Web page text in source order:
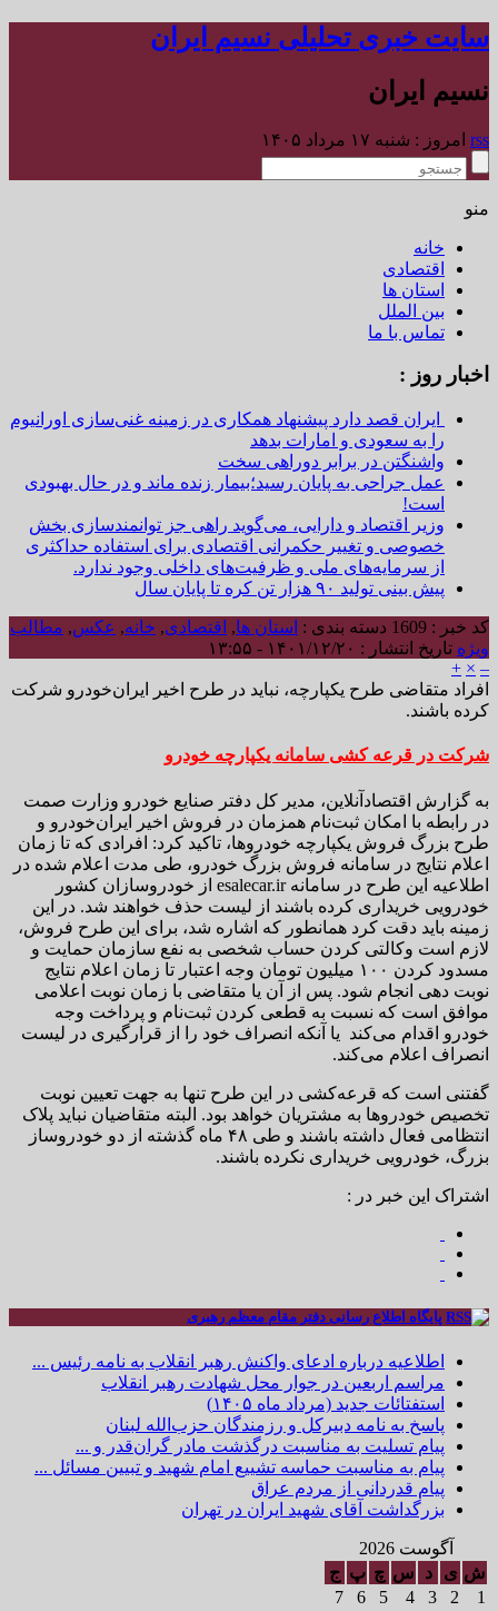
سایت خبری تحلیلی نسیم ایران
نسیم ایران
rss امروز : شنبه ۱۷ مرداد ۱۴۰۵
منو
خانه
اقتصادی
استان ها
بین الملل
تماس با ما
اخبار روز :
ایران قصد دارد پیشنهاد همکاری در زمینه غنی‌سازی اورانیوم
را به سعودی و امارات بدهد
واشنگتن در برابر دوراهی سخت
عمل جراحی به پایان رسید؛بیمار زنده ماند و در حال بهبودی
است!
وزیر اقتصاد و دارایی، می‌گوید راهی جز توانمندسازی بخش
خصوصی و تغییر حکمرانی اقتصادی برای استفاده حداکثری
از سرمایه‌های ملی و ظرفیت‌های داخلی وجود ندارد.
پیش بینی تولید ۹۰ هزار تن کره تا پایان سال
کد خبر : 1609 دسته بندی : استان ها, اقتصادی, خانه, عکس, مطالب
ویژه تاریخ انتشار : ۱۴۰۱/۱۲/۲۰ - ۱۳:۵۵
–
×
+
افراد متقاضی طرح یکپارچه، نباید در طرح اخیر ایران‌خودرو شرکت
کرده باشند.
شرکت در قرعه کشی سامانه یکپارچه خودرو
به گزارش اقتصادآنلاین، مدیر کل دفتر صنایع خودرو وزارت صمت
در رابطه با امکان ثبت‌نام همزمان در فروش اخیر ایران‌خودرو و
طرح بزرگ فروش یکپارچه خودروها، تاکید کرد: افرادی که تا زمان
اعلام نتایج در سامانه فروش بزرگ خودرو، طی مدت اعلام شده در
اطلاعیه این طرح در سامانه esalecar.ir از خودروسازان کشور
خودرویی خریداری کرده باشند از لیست حذف خواهند شد. در این
زمینه باید دقت کرد همانطور که اشاره شد، برای این طرح فروش،
لازم است وکالتی کردن حساب شخصی به نفع سازمان حمایت و
مسدود کردن ۱۰۰ میلیون تومان وجه اعتبار تا زمان اعلام نتایج
نوبت دهی انجام شود. پس از آن یا متقاضی با زمان نوبت اعلامی
موافق است که نسبت به قطعی کردن ثبت‌نام و پرداخت وجه
خودرو اقدام می‌کند یا آنکه انصراف خود را از قرارگیری در لیست
انصراف اعلام می‌کند.
گفتنی است که قرعه‌کشی در این طرح تنها به جهت تعیین نوبت
تخصیص خودروها به مشتریان خواهد بود. البته متقاضیان نباید پلاک
انتظامی فعال داشته باشند و طی ۴۸ ماه گذشته از دو خودروساز
بزرگ، خودرویی خریداری نکرده باشند.
اشتراک این خبر در :
پایگاه اطلاع رسانی دفتر مقام معظم رهبری
اطلاعیه درباره ادعای واکنش رهبر انقلاب به نامه رئیس ...
مراسم اربعین در جوار محل شهادت رهبر انقلاب
استفتائات جدید (مرداد ماه ۱۴۰۵)
پاسخ به نامه دبیرکل و رزمندگان حزب‌الله لبنان
پیام تسلیت به مناسبت درگذشت مادر گران‌قدر و ...
پیام به مناسبت حماسه تشییع امام شهید و تبیین مسائل ...
پیام قدردانی از مردم عراق
بزرگداشت آقای شهید ایران در تهران
آگوست 2026
ش ی د س چ پ ج
1
2
3
4
5
6
7